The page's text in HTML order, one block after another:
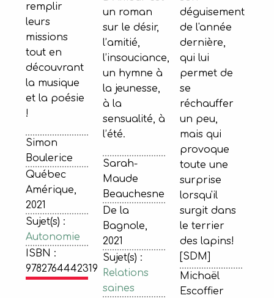
remplir
leurs
missions
tout en
découvrant
la musique
et la poésie
!
Simon
Boulerice
Québec
Amérique,
2021
Sujet(s) :
Autonomie
ISBN :
9782764442319
un roman
sur le désir,
l’amitié,
l’insouciance,
un hymne à
la jeunesse,
à la
sensualité, à
l’été.
Sarah-
Maude
Beauchesne
De la
Bagnole,
2021
Sujet(s) :
Relations
saines
déguisement
de l'année
dernière,
qui lui
permet de
se
réchauffer
un peu,
mais qui
provoque
toute une
surprise
lorsqu'il
surgit dans
le terrier
des lapins!
[SDM]
Michaël
Escoffier